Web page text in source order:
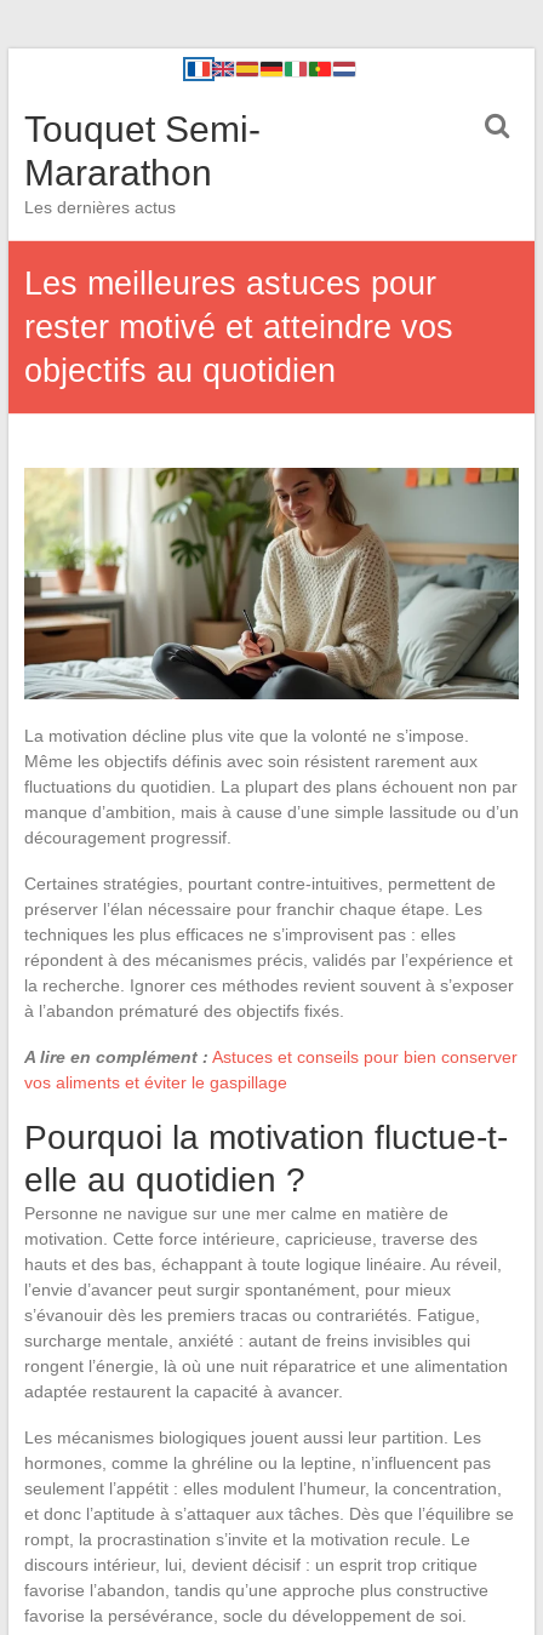
Touquet Semi-
Mararathon
Les dernières actus
Les meilleures astuces pour
rester motivé et atteindre vos
objectifs au quotidien
La motivation décline plus vite que la volonté ne s’impose.
Même les objectifs définis avec soin résistent rarement aux
fluctuations du quotidien. La plupart des plans échouent non par
manque d’ambition, mais à cause d’une simple lassitude ou d’un
découragement progressif.
Certaines stratégies, pourtant contre-intuitives, permettent de
préserver l’élan nécessaire pour franchir chaque étape. Les
techniques les plus efficaces ne s’improvisent pas : elles
répondent à des mécanismes précis, validés par l’expérience et
la recherche. Ignorer ces méthodes revient souvent à s’exposer
à l’abandon prématuré des objectifs fixés.
A lire en complément : Astuces et conseils pour bien conserver
vos aliments et éviter le gaspillage
Pourquoi la motivation fluctue-t-
elle au quotidien ?
Personne ne navigue sur une mer calme en matière de
motivation. Cette force intérieure, capricieuse, traverse des
hauts et des bas, échappant à toute logique linéaire. Au réveil,
l’envie d’avancer peut surgir spontanément, pour mieux
s’évanouir dès les premiers tracas ou contrariétés. Fatigue,
surcharge mentale, anxiété : autant de freins invisibles qui
rongent l’énergie, là où une nuit réparatrice et une alimentation
adaptée restaurent la capacité à avancer.
Les mécanismes biologiques jouent aussi leur partition. Les
hormones, comme la ghréline ou la leptine, n’influencent pas
seulement l’appétit : elles modulent l’humeur, la concentration,
et donc l’aptitude à s’attaquer aux tâches. Dès que l’équilibre se
rompt, la procrastination s’invite et la motivation recule. Le
discours intérieur, lui, devient décisif : un esprit trop critique
favorise l’abandon, tandis qu’une approche plus constructive
favorise la persévérance, socle du développement de soi.